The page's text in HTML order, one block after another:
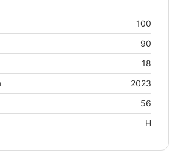
100
90
18
2023
56
H